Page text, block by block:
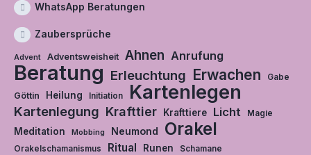
WhatsApp Beratungen
Zaubersprüche
Advent Adventsweisheit Ahnen Anrufung
Beratung Erleuchtung Erwachen Gabe
Göttin Heilung Initiation Kartenlegen
Kartenlegung Krafttier Krafttiere Licht Magie
Meditation Mobbing Neumond Orakel
Orakelschamanismus Ritual Runen
Schamane